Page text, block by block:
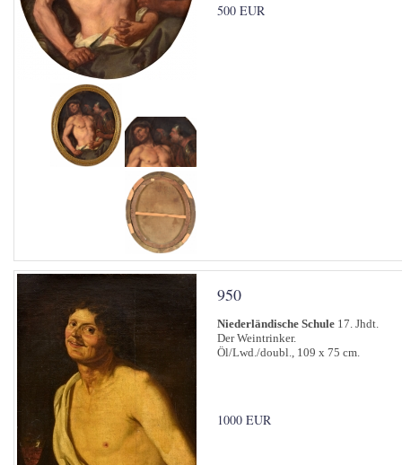
500 EUR
950
Niederländische Schule 17. Jhdt.
Der Weintrinker.
Öl/Lwd./doubl., 109 x 75 cm.
1000 EUR